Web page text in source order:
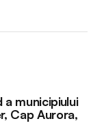
a municipiului
Cap Aurora,